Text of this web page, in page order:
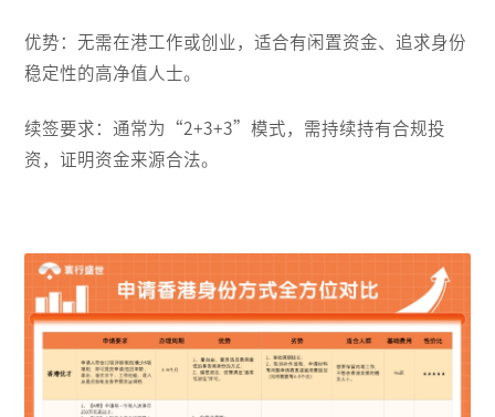
优势：无需在港工作或创业，适合有闲置资金、追求身份
稳定性的高净值人士。
续签要求：通常为“2+3+3”模式，需持续持有合规投
资，证明资金来源合法。